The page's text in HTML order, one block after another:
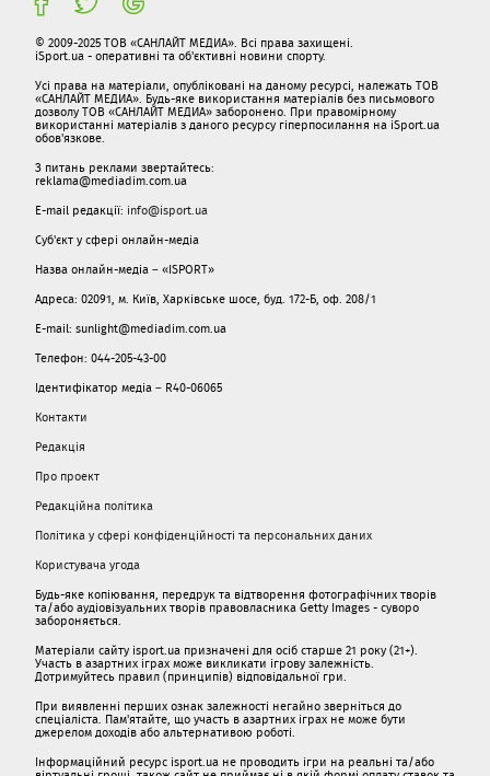
© 2009-2025 ТОВ «САНЛАЙТ МЕДИА». Всі права захищені.
iSport.ua - оперативні та об'єктивні новини спорту.
Усі права на матеріали, опубліковані на даному ресурсі, належать ТОВ
«САНЛАЙТ МЕДИА». Будь-яке використання матеріалів без письмового
дозволу ТОВ «САНЛАЙТ МЕДИА» заборонено. При правомірному
використанні матеріалів з даного ресурсу гіперпосилання на iSport.ua
обов'язкове.
З питань реклами звертайтесь:
reklama@mediadim.com.ua
E-mail редакції: info@isport.ua
Суб'єкт у сфері онлайн-медіа
Назва онлайн-медіа – «ISPORT»
Адреса: 02091, м. Київ, Харківське шосе, буд. 172-Б, оф. 208/1
E-mail: sunlight@mediadim.com.ua
Телефон: 044-205-43-00
Ідентифікатор медіа – R40-06065
Контакти
Редакція
Про проект
Редакційна політика
Політика у сфері конфіденційності та персональних даних
Користувача угода
Будь-яке копіювання, передрук та відтворення фотографічних творів
та/або аудіовізуальних творів правовласника Getty Images - суворо
забороняється.
Матеріали сайту isport.ua призначені для осіб старше 21 року (21+).
Участь в азартних іграх може викликати ігрову залежність.
Дотримуйтесь правил (принципів) відповідальної гри.
При виявленні перших ознак залежності негайно зверніться до
спеціаліста. Пам'ятайте, що участь в азартних іграх не може бути
джерелом доходів або альтернативою роботі.
Інформаційний ресурс isport.ua не проводить ігри на реальні та/або